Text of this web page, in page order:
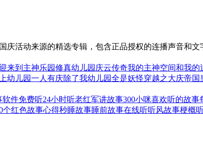
庆活动来源的精选专辑，包含正品授权的连播声音和
来到主神乐园修真幼儿园 庆云传奇我的主神空间和我的
幼儿园一人有庆除了我幼儿园全是妖怪穿越之大庆帝国
软件免费听24小时听老红军讲故事300小咪喜欢听的故事
个红色故事心得秒睡故事睡前故事在线听听风故事梗概